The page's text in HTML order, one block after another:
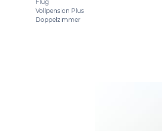
Flug
Vollpension Plus
Doppelzimmer